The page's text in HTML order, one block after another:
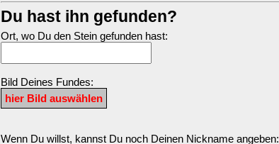
Du hast ihn gefunden?
Ort, wo Du den Stein gefunden hast:
Bild Deines Fundes:
Wenn Du willst, kannst Du noch Deinen Nickname angeben: